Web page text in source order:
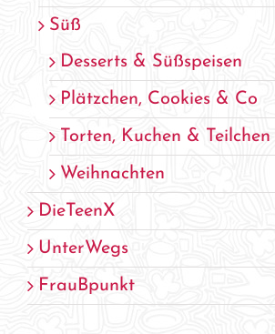
Süß
Desserts & Süßspeisen
Plätzchen, Cookies & Co
Torten, Kuchen & Teilchen
Weihnachten
DieTeenX
UnterWegs
FrauBpunkt